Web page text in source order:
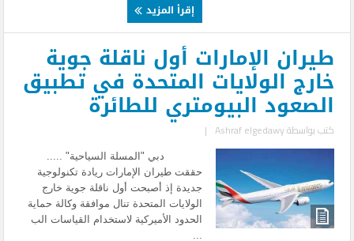
إقرأ المزيد
طيران الإمارات أول ناقلة جوية
خارج الولايات المتحدة في تطبيق
الصعود البيومتري للطائرة
كتب بواسطةAshraf elgedawy
|
دبي "المسلة السياحية" .....
حققت طيران الإمارات ريادة تكنولوجية
جديدة إذ أصبحت أول ناقلة جوية خارج
الولايات المتحدة تنال موافقة وكالة حماية
الحدود الأميركية لاستخدام القياسات الب